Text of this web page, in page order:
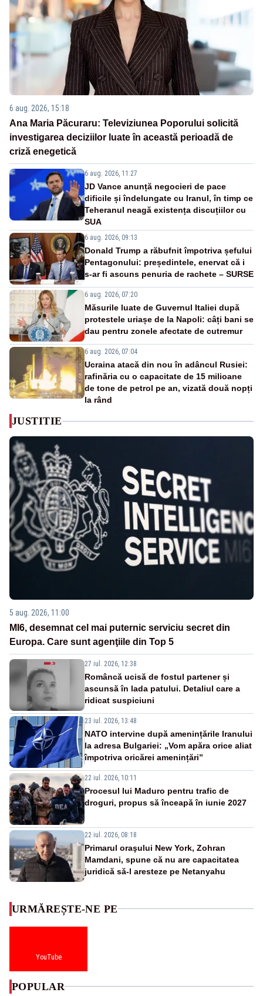
6 aug. 2026, 15:18
Ana Maria Păcuraru: Televiziunea Poporului solicită
investigarea deciziilor luate în această perioadă de
criză enegetică
6 aug. 2026, 11:27
JD Vance anunță negocieri de pace
dificile și îndelungate cu Iranul, în timp ce
Teheranul neagă existența discuțiilor cu
SUA
6 aug. 2026, 09:13
Donald Trump a răbufnit împotriva șefului
Pentagonului: președintele, enervat că i
s-ar fi ascuns penuria de rachete – SURSE
6 aug. 2026, 07:20
Măsurile luate de Guvernul Italiei după
protestele uriașe de la Napoli: câți bani se
dau pentru zonele afectate de cutremur
6 aug. 2026, 07:04
Ucraina atacă din nou în adâncul Rusiei:
rafinăria cu o capacitate de 15 milioane
de tone de petrol pe an, vizată două nopți
la rând
JUSTITIE
5 aug. 2026, 11:00
MI6, desemnat cel mai puternic serviciu secret din
Europa. Care sunt agenţiile din Top 5
27 iul. 2026, 12:38
Româncă ucisă de fostul partener și
ascunsă în lada patului. Detaliul care a
ridicat suspiciuni
23 iul. 2026, 13:48
NATO intervine după amenințările Iranului
la adresa Bulgariei: „Vom apăra orice aliat
împotriva oricărei amenințări”
22 iul. 2026, 10:11
Procesul lui Maduro pentru trafic de
droguri, propus să înceapă în iunie 2027
22 iul. 2026, 08:18
Primarul oraşului New York, Zohran
Mamdani, spune că nu are capacitatea
juridică să-l aresteze pe Netanyahu
URMĂREȘTE-NE PE
YouTube
POPULAR